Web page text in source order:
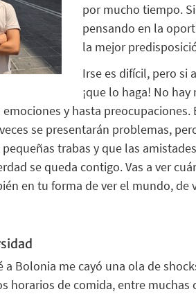
por mucho tiempo. S
pensando en la
la mejor
Irse es difícil, pero si
¡que lo haga! No hay
y hasta
se presentarán problemas,
trabas y que las
se queda contigo.Vas a ver
en tu forma de ver el mundo,
a Bolonia me cayó una ola de
horarios de comida,entre muchas